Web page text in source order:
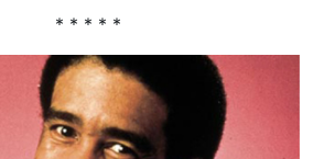
* * * * *